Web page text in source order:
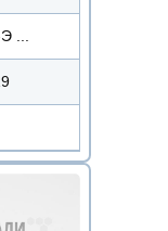
...